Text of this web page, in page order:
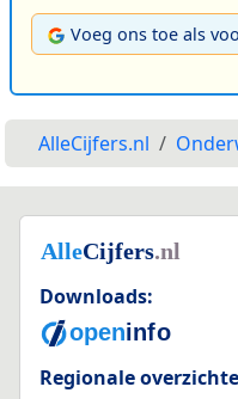
Voeg ons toe als
AlleCijfers.nl
Downloads:
Regionale